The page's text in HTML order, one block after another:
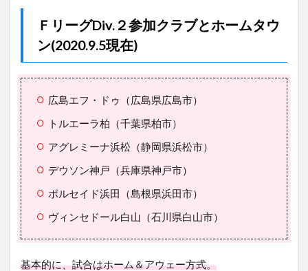
ＦリーグDiv.２参加クラブとホームタウ
ン(2020.9.5現在)
広島エフ・ドゥ（広島県広島市）
トルエーラ柏（千葉県柏市）
アグレミーナ浜松（静岡県浜松市）
デウソン神戸（兵庫県神戸市）
ポルセイド浜田（島根県浜田市）
ヴィンセドール白山（石川県白山市）
基本的に、試合はホーム＆アウェー方式。